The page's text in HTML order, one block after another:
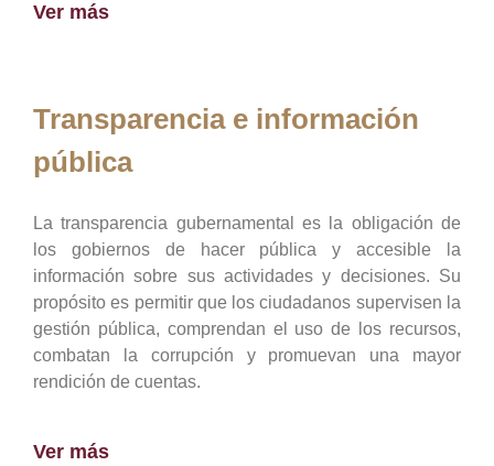
Ver más
Transparencia e información
pública
La transparencia gubernamental es la obligación de
los gobiernos de hacer pública y accesible la
información sobre sus actividades y decisiones. Su
propósito es permitir que los ciudadanos supervisen la
gestión pública, comprendan el uso de los recursos,
combatan la corrupción y promuevan una mayor
rendición de cuentas.
Ver más